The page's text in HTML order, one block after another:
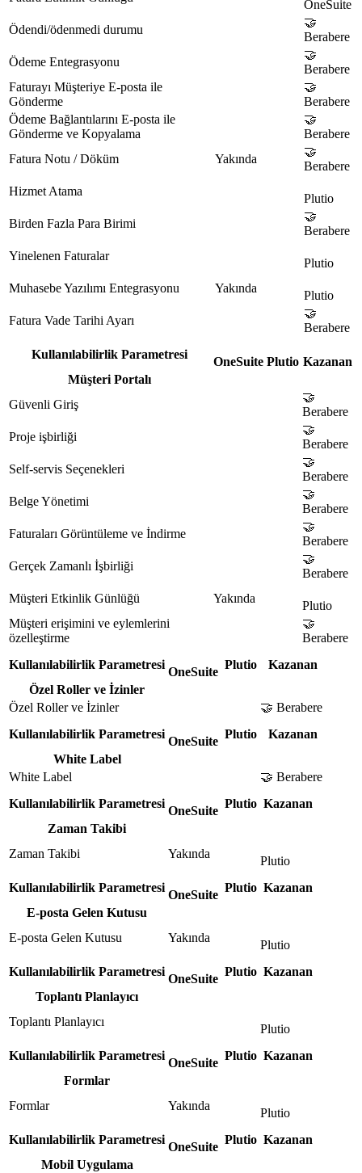
OneSuite
Ödendi/ödenmedi durumu
🤝
Berabere
Ödeme Entegrasyonu
🤝
Berabere
Faturayı Müşteriye E-posta ile
Gönderme
🤝
Berabere
Ödeme Bağlantılarını E-posta ile
Gönderme ve Kopyalama
🤝
Berabere
Fatura Notu / Döküm
Yakında
🤝
Berabere
Hizmet Atama
Plutio
Birden Fazla Para Birimi
🤝
Berabere
Yinelenen Faturalar
Plutio
Muhasebe Yazılımı Entegrasyonu
Yakında
Plutio
Fatura Vade Tarihi Ayarı
🤝
Berabere
Kullanılabilirlik Parametresi
OneSuite Plutio Kazanan
Müşteri Portalı
Güvenli Giriş
🤝
Berabere
Proje işbirliği
🤝
Berabere
Self-servis Seçenekleri
🤝
Berabere
Belge Yönetimi
🤝
Berabere
Faturaları Görüntüleme ve İndirme
🤝
Berabere
Gerçek Zamanlı İşbirliği
🤝
Berabere
Müşteri Etkinlik Günlüğü
Yakında
Plutio
Müşteri erişimini ve eylemlerini
özelleştirme
🤝
Berabere
Kullanılabilirlik Parametresi
OneSuite
Plutio
Kazanan
Özel Roller ve İzinler
Özel Roller ve İzinler
🤝 Berabere
Kullanılabilirlik Parametresi
OneSuite
Plutio
Kazanan
White Label
White Label
🤝 Berabere
Kullanılabilirlik Parametresi
OneSuite
Plutio Kazanan
Zaman Takibi
Zaman Takibi
Yakında
Plutio
Kullanılabilirlik Parametresi
OneSuite
Plutio Kazanan
E-posta Gelen Kutusu
E-posta Gelen Kutusu
Yakında
Plutio
Kullanılabilirlik Parametresi
OneSuite
Plutio Kazanan
Toplantı Planlayıcı
Toplantı Planlayıcı
Plutio
Kullanılabilirlik Parametresi
OneSuite
Plutio Kazanan
Formlar
Formlar
Yakında
Plutio
Kullanılabilirlik Parametresi
OneSuite
Plutio Kazanan
Mobil Uygulama